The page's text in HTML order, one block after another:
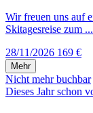
Wir freuen uns auf
Skitagesreise zum ...
28/11/2026 169 €
Mehr
Nicht mehr buchbar
Dieses Jahr schon